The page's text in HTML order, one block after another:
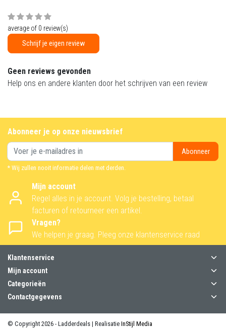
average of 0 review(s)
Schrijf je eigen review
Geen reviews gevonden
Help ons en andere klanten door het schrijven van een review
Abonneer je op onze nieuwsbrief
Abonneer
* Wij zullen nooit informatie delen met derden.
Mijn account
Regel alles in je account. Volg je bestelling, betaal
facturen of retourneer een artikel.
Vragen?
We helpen je graag. Pleeg onze klantenservice raad
Klantenservice
Mijn account
Categorieën
Contactgegevens
© Copyright 2026 - Ladderdeals | Realisatie InStijl Media